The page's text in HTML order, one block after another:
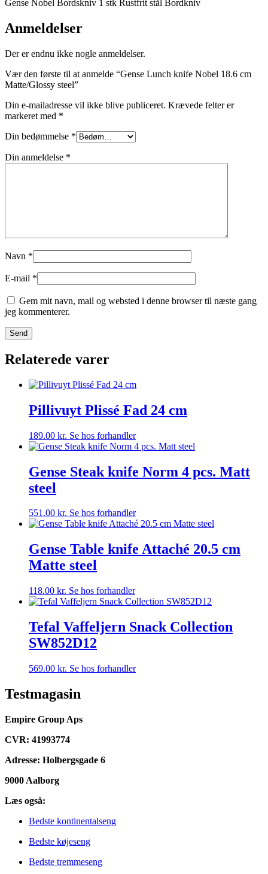
Gense Nobel Bordskniv 1 stk Rustfrit stål Bordkniv
Anmeldelser
Der er endnu ikke nogle anmeldelser.
Vær den første til at anmelde “Gense Lunch knife Nobel 18.6 cm
Matte/Glossy steel”
Din e-mailadresse vil ikke blive publiceret. Krævede felter er
markeret med *
Din bedømmelse *
Din anmeldelse *
Navn *
E-mail *
Gem mit navn, mail og websted i denne browser til næste gang
jeg kommenterer.
Relaterede varer
Pillivuyt Plissé Fad 24 cm
189.00 kr. Se hos forhandler
Gense Steak knife Norm 4 pcs. Matt
steel
551.00 kr. Se hos forhandler
Gense Table knife Attaché 20.5 cm
Matte steel
118.00 kr. Se hos forhandler
Tefal Vaffeljern Snack Collection
SW852D12
569.00 kr. Se hos forhandler
Testmagasin
Empire Group Aps
CVR: 41993774
Adresse: Holbergsgade 6
9000 Aalborg
Læs også:
Bedste kontinentalseng
Bedste køjeseng
Bedste tremmeseng